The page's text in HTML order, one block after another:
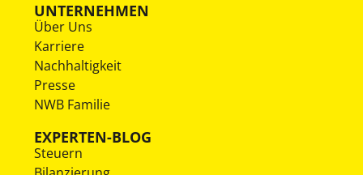
UNTERNEHMEN
Über Uns
Karriere
Nachhaltigkeit
Presse
NWB Familie
EXPERTEN-BLOG
Steuern